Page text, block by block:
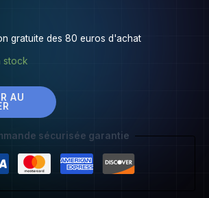
gratuite des 80 euros d'achat
stock
AU
sécurisée garantie